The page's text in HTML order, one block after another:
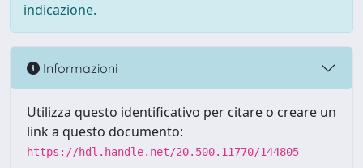
indicazione.
Informazioni
Utilizza questo identificativo per citare o creare un
link a questo documento:
https://hdl.handle.net/20.500.11770/144805